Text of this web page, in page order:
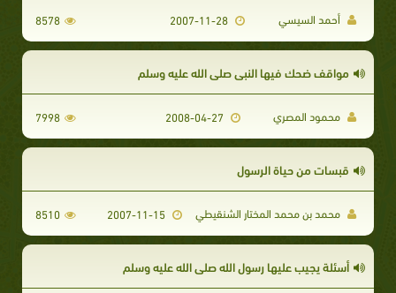
أحمد السيسي 2007-11-28
8578
مواقف ضحك فيها النبي صلى الله عليه وسلم
محمود المصري 7998
قبسات من حياة الرسول
محمد بن محمد المختار الشنقيطي 8510
أسئلة يجيب عليها رسول الله صلى الله عليه وسلم